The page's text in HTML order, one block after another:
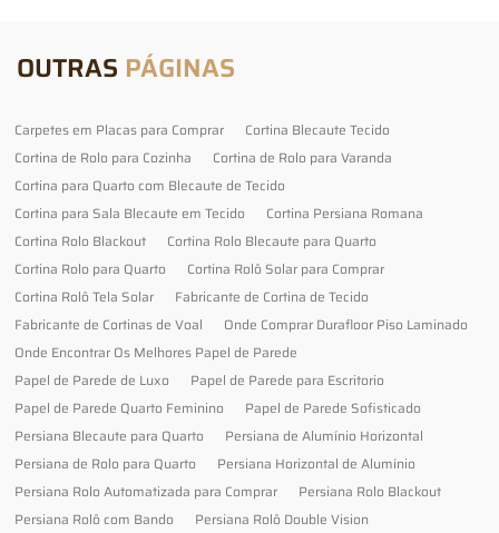
OUTRAS PÁGINAS
Carpetes em Placas para Comprar
Cortina Blecaute Tecido
Cortina de Rolo para Cozinha
Cortina de Rolo para Varanda
Cortina para Quarto com Blecaute de Tecido
Cortina para Sala Blecaute em Tecido
Cortina Persiana Romana
Cortina Rolo Blackout
Cortina Rolo Blecaute para Quarto
Cortina Rolo para Quarto
Cortina Rolô Solar para Comprar
Cortina Rolô Tela Solar
Fabricante de Cortina de Tecido
Fabricante de Cortinas de Voal
Onde Comprar Durafloor Piso Laminado
Onde Encontrar Os Melhores Papel de Parede
Papel de Parede de Luxo
Papel de Parede para Escritorio
Papel de Parede Quarto Feminino
Papel de Parede Sofisticado
Persiana Blecaute para Quarto
Persiana de Alumínio Horizontal
Persiana de Rolo para Quarto
Persiana Horizontal de Alumínio
Persiana Rolo Automatizada para Comprar
Persiana Rolo Blackout
Persiana Rolô com Bando
Persiana Rolô Double Vision